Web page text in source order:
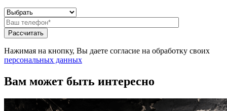
Нажимая на кнопку, Вы даете согласие на обработку своих
персональных данных
Вам может быть интересно